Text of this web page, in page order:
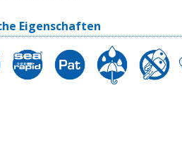
Eigenschaften